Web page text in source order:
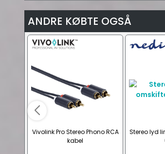
ANDRE KØBTE OGSÅ
Vivolink Pro Stereo Phono RCA
kabel
Stereo lyd